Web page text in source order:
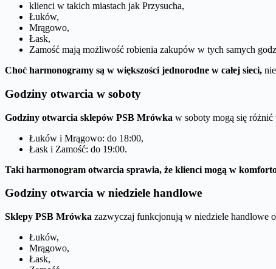
klienci w takich miastach jak Przysucha,
Łuków,
Mrągowo,
Łask,
Zamość mają możliwość robienia zakupów w tych samych
Choć harmonogramy są w większości jednorodne w całej sieci,
Godziny otwarcia w soboty
Godziny otwarcia sklepów PSB Mrówka w soboty mogą się
Łuków i Mrągowo: do 18:00,
Łask i Zamość: do 19:00.
Taki harmonogram otwarcia sprawia, że klienci mogą w
Godziny otwarcia w niedziele handlowe
Sklepy PSB Mrówka zazwyczaj funkcjonują w niedziele handlowe
Łuków,
Mrągowo,
Łask,